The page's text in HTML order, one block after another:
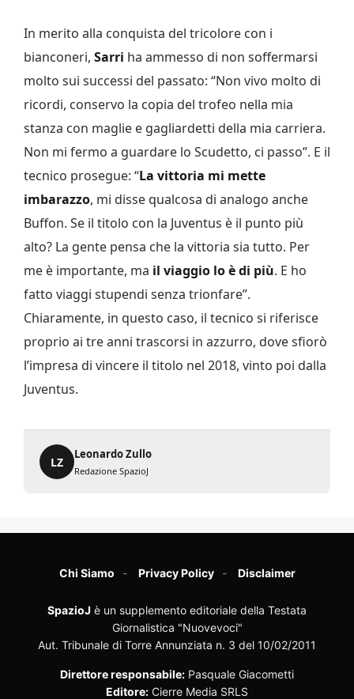
In merito alla conquista del tricolore con i
bianconeri, Sarri ha ammesso di non soffermarsi
molto sui successi del passato: “Non vivo molto di
ricordi, conservo la copia del trofeo nella mia
stanza con maglie e gagliardetti della mia carriera.
Non mi fermo a guardare lo Scudetto, ci passo”. E il
tecnico prosegue: “La vittoria mi mette
imbarazzo, mi disse qualcosa di analogo anche
Buffon. Se il titolo con la Juventus è il punto più
alto? La gente pensa che la vittoria sia tutto. Per
me è importante, ma il viaggio lo è di più. E ho
fatto viaggi stupendi senza trionfare”.
Chiaramente, in questo caso, il tecnico si riferisce
proprio ai tre anni trascorsi in azzurro, dove sfiorò
l’impresa di vincere il titolo nel 2018, vinto poi dalla
Juventus.
LZ
Leonardo Zullo
Redazione SpazioJ
Chi Siamo Privacy Policy Disclaimer
SpazioJ è un supplemento editoriale della Testata
Giornalistica "Nuovevoci"
Aut. Tribunale di Torre Annunziata n. 3 del 10/02/2011
Direttore responsabile: Pasquale Giacometti
Editore: Cierre Media SRLS